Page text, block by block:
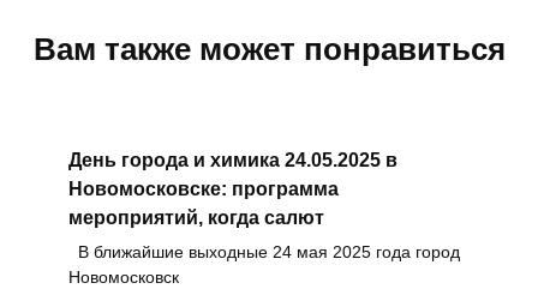
Вам также может понравиться
День города и химика 24.05.2025 в
Новомосковске: программа
мероприятий, когда салют
В ближайшие выходные 24 мая 2025 года город
Новомосковск